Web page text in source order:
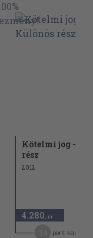
Kötelmi jog -
rész
2012
4.280 ,-Ft
pont kapható